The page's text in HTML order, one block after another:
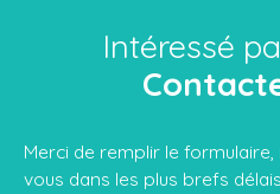
Intéressé
Merci de remplir le
vous dans les plus brefs